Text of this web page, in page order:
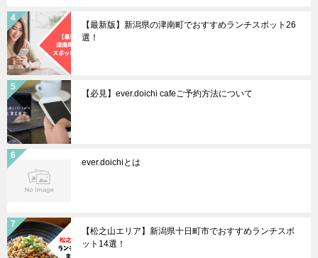
【最新版】新潟県の津南町でおすすめランチスポット26
選！
【必見】ever.doichi cafeご予約方法について
ever.doichiとは
【松之山エリア】新潟県十日町市でおすすめランチスポ
ット14選！